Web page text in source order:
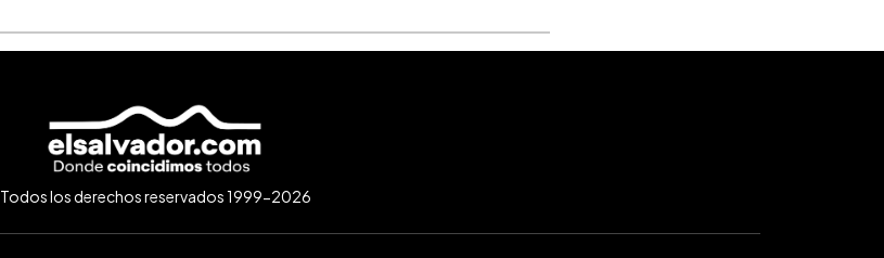
Todos los derechos reservados 1999-2026